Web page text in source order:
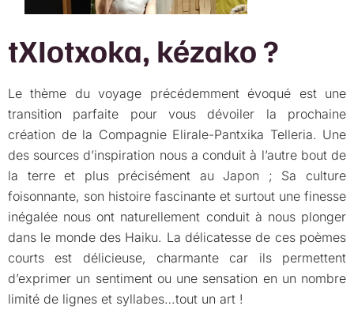
tXIotxoka, kézako ?
Le thème du voyage précédemment évoqué est une
transition parfaite pour vous dévoiler la prochaine
création de la Compagnie Elirale-Pantxika Telleria. Une
des sources d’inspiration nous a conduit à l’autre bout de
la terre et plus précisément au Japon ; Sa culture
foisonnante, son histoire fascinante et surtout une finesse
inégalée nous ont naturellement conduit à nous plonger
dans le monde des Haiku. La délicatesse de ces poèmes
courts est délicieuse, charmante car ils permettent
d’exprimer un sentiment ou une sensation en un nombre
limité de lignes et syllabes…tout un art !